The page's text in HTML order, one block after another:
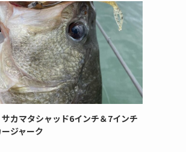
サカマタシャッド6インチ＆7インチ
ジャーク